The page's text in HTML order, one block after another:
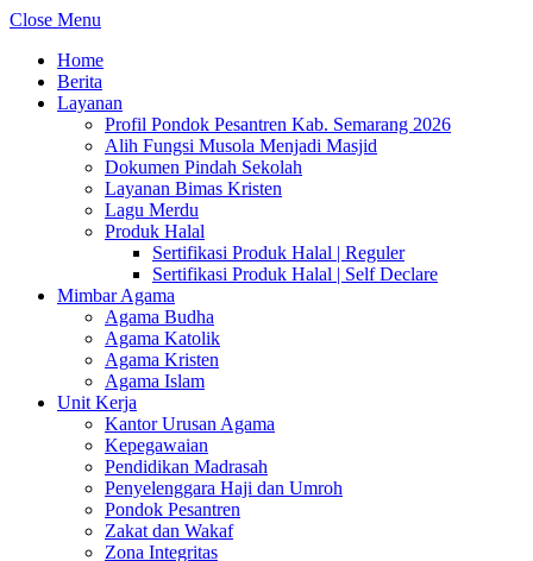
Close Menu
Home
Berita
Layanan
Profil Pondok Pesantren Kab. Semarang 2026
Alih Fungsi Musola Menjadi Masjid
Dokumen Pindah Sekolah
Layanan Bimas Kristen
Lagu Merdu
Produk Halal
Sertifikasi Produk Halal | Reguler
Sertifikasi Produk Halal | Self Declare
Mimbar Agama
Agama Budha
Agama Katolik
Agama Kristen
Agama Islam
Unit Kerja
Kantor Urusan Agama
Kepegawaian
Pendidikan Madrasah
Penyelenggara Haji dan Umroh
Pondok Pesantren
Zakat dan Wakaf
Zona Integritas